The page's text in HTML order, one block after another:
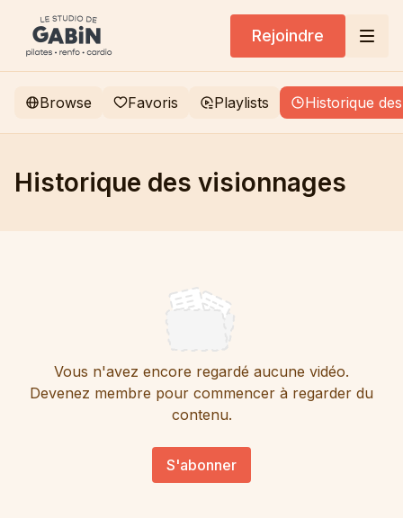
Rejoindre
Browse Favoris Playlists Historique
Historique des visionnages
Vous n'avez encore regardé aucune vidéo.
Devenez membre pour commencer à regarder du
contenu.
S'abonner